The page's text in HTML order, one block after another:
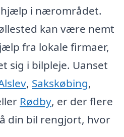
hjælp i nærområdet.
kan være nemt
fra lokale firmaer,
sig i bilpleje. Uanset
, Sakskøbing,
Rødby, er der flere
din bil rengjort, hvor